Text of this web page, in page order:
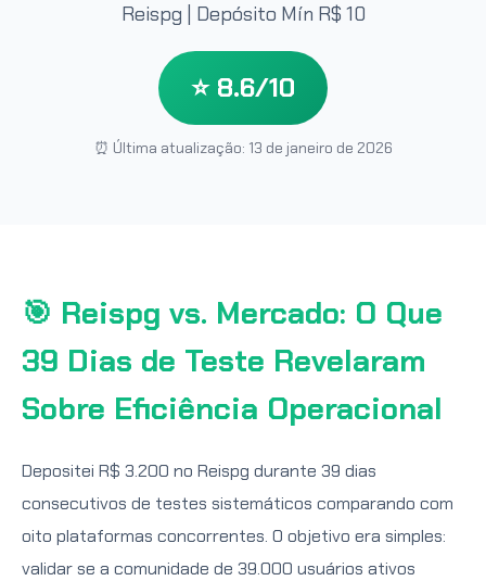
Reispg | Depósito Mín R$ 10
⭐ 8.6/10
⏰ Última atualização: 13 de janeiro de 2026
🎯 Reispg vs. Mercado: O Que
39 Dias de Teste Revelaram
Sobre Eficiência Operacional
Depositei R$ 3.200 no Reispg durante 39 dias
consecutivos de testes sistemáticos comparando com
oito plataformas concorrentes. O objetivo era simples:
validar se a comunidade de 39.000 usuários ativos